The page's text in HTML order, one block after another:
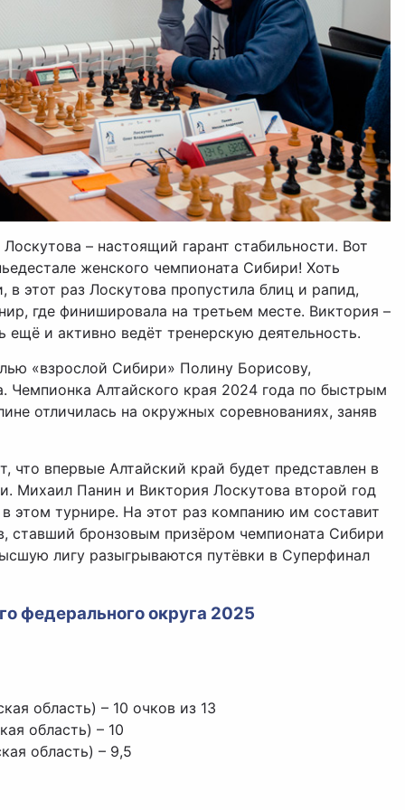
– настоящий гарант стабильности. Вот
женского чемпионата Сибири! Хоть
этот раз Лоскутова пропустила блиц и рапид,
где финишировала на третьем месте. Виктория –
ещё и активно ведёт тренерскую деятельность.
«взрослой Сибири» Полину Борисову,
Чемпионка Алтайского края 2024 года по быстрым
отличилась на окружных соревнованиях, заняв
что впервые Алтайский край будет представлен в
Михаил Панин и Виктория Лоскутова второй год
этом турнире. На этот раз компанию им составит
ставший бронзовым призёром чемпионата Сибири
лигу разыгрываются путёвки в Суперфинал
федерального округа 2025
область) – 10 очков из 13
область) – 10
область) – 9,5